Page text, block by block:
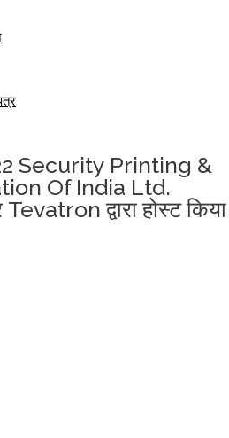
Security Printing &
Of India Ltd.
द्वारा होस्ट किया